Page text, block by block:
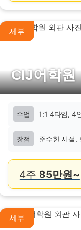
세부
CIJ어학원
수업 1:1 4타임, 4
장점 준수한 시설,
4주 85만원~
세부